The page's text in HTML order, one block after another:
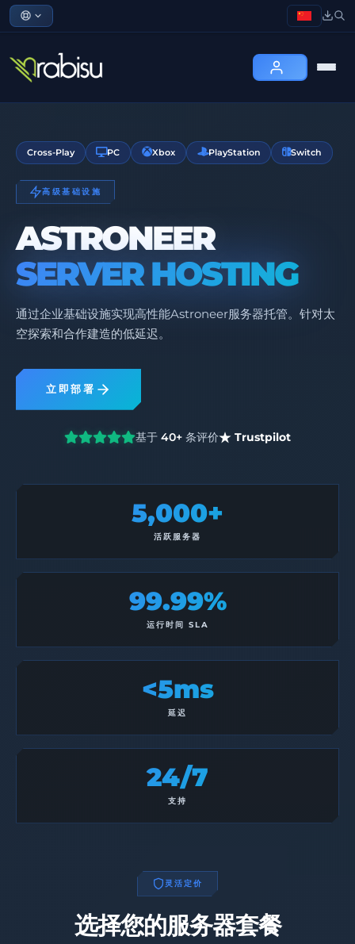
Cross-Play PC Xbox PlayStation Switch
高级基础设施
ASTRONEER
SERVER HOSTING
通过企业基础设施实现高性能Astroneer服务器托管。针对太
空探索和合作建造的低延迟。
立即部署
基于 40+ 条评价 Trustpilot
5,000+
活跃服务器
99.99%
运行时间 SLA
<5ms
延迟
24/7
支持
灵活定价
选择您的服务器套餐